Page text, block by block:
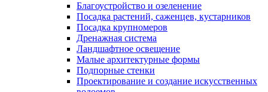
Благоустройство и озеленение
Посадка растений, саженцев, кустарников
Посадка крупномеров
Дренажная система
Ландшафтное освещение
Малые архитектурные формы
Подпорные стенки
Проектирование и создание искусственных